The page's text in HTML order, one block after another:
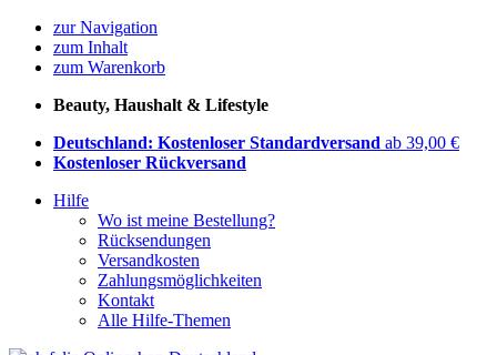
zur Navigation
zum Inhalt
zum Warenkorb
Beauty, Haushalt & Lifestyle
Deutschland: Kostenloser Standardversand ab 39,00 €
Kostenloser Rückversand
Hilfe
Wo ist meine Bestellung?
Rücksendungen
Versandkosten
Zahlungsmöglichkeiten
Kontakt
Alle Hilfe-Themen